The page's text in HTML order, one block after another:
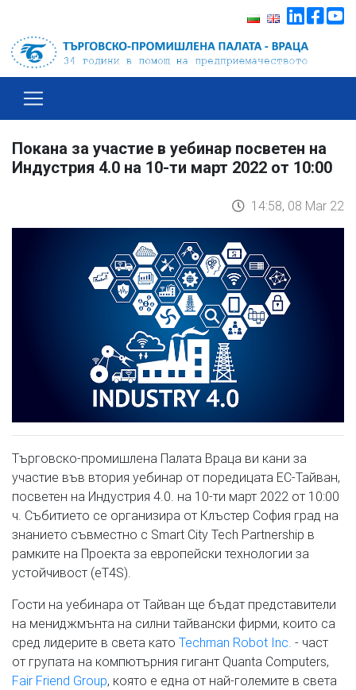
Покана за участие в уебинар посветен на
Индустрия 4.0 на 10-ти март 2022 от 10:00
14:58, 08 Mar 22
Търговско-промишлена Палата Враца ви кани за
участие във втория уебинар от поредицата ЕС-Тайван,
посветен на Индустрия 4.0. на 10-ти март 2022 от 10:00
ч. Събитието се организира от Клъстер София град на
знанието съвместно с Smart City Tech Partnership в
рамките на Проекта за европейски технологии за
устойчивост (eT4S).
Гости на уебинара от Тайван ще бъдат представители
на мениджмънта на силни тайвански фирми, които са
сред лидерите в света като Techman Robot Inc. - част
от групата на компютърния гигант Quanta Computers,
Fair Friend Group, която е една от най-големите в света